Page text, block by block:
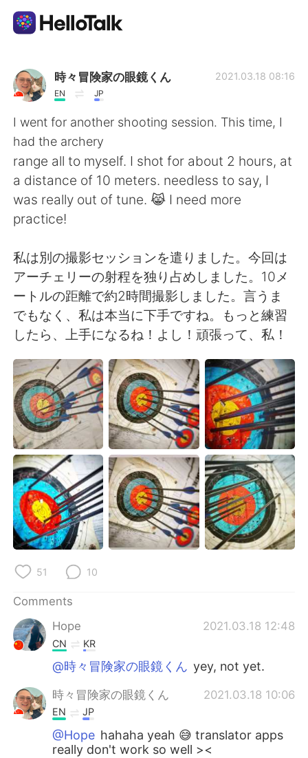
Language Exchange App
AI Grammar Checker
English
简体中文 繁體中文
Français Deutsch
日本語 한국어
Indonesia Italiano
Türkçe Tiếng Việt
Português
時々冒険家の眼鏡くん
EN JP
2021.03.18 08:16
I went for another shooting session. This time, I
had the archery
range all to myself. I shot for about 2 hours, at
a distance of 10 meters. needless to say, I
was really out of tune. 😹 I need more
practice!
私は別の撮影セッションを遣りました。今回は
アーチェリーの射程を独り占めしました。10メ
ートルの距離で約2時間撮影しました。言うま
でもなく、私は本当に下手ですね。もっと練習
したら、上手になるね！よし！頑張って、私！
51 10
Comments
Hope
2021.03.18 12:48
CN KR
@時々冒険家の眼鏡くん yey, not yet.
時々冒険家の眼鏡くん 2021.03.18 10:06
EN JP
@Hope hahaha yeah 😅 translator apps
really don't work so well ><